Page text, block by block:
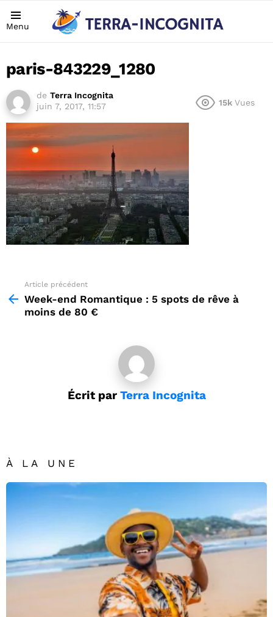
Menu
paris-843229_1280
de Terra Incognita
juin 7, 2017, 11:57
15k Vues
more
Article précédent
Week-end Romantique : 5 spots de rêve à
moins de 80 €
Écrit par Terra Incognita
À LA UNE